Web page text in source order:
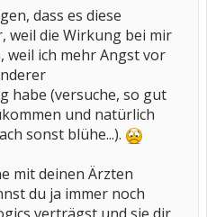
dass es diese
weil die Wirkung bei mir
weil ich mehr Angst vor
habe (versuche, so gut
und natürlich
sonst blühe...).
mit deinen Ärzten
du ja immer noch